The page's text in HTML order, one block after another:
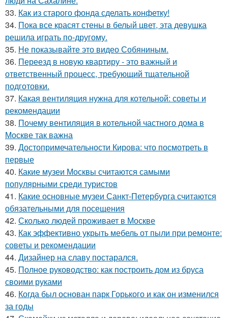
33. Как из старого фонда сделать конфетку!
34. Пока все красят стены в белый цвет, эта девушка
решила играть по-другому.
35. Не показывайте это видео Собяниным.
36. Переезд в новую квартиру - это важный и
ответственный процесс, требующий тщательной
подготовки.
37. Какая вентиляция нужна для котельной: советы и
рекомендации
38. Почему вентиляция в котельной частного дома в
Москве так важна
39. Достопримечательности Кирова: что посмотреть в
первые
40. Какие музеи Москвы считаются самыми
популярными среди туристов
41. Какие основные музеи Санкт-Петербурга считаются
обязательными для посещения
42. Сколько людей проживает в Москве
43. Как эффективно укрыть мебель от пыли при ремонте:
советы и рекомендации
44. Дизайнер на славу постарался.
45. Полное руководство: как построить дом из бруса
своими руками
46. Когда был основан парк Горького и как он изменился
за годы